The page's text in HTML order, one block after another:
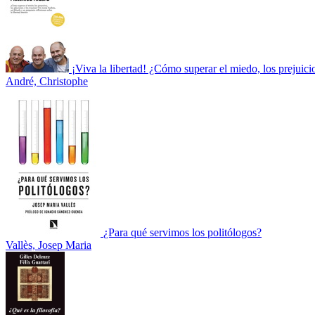
¡Viva la libertad! ¿Cómo superar el miedo, los
André, Christophe
¿Para qué servimos los politólogos?
Vallès, Josep Maria